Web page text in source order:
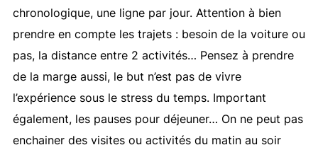
chronologique, une ligne par jour. Attention à bien
prendre en compte les trajets : besoin de la voiture ou
pas, la distance entre 2 activités… Pensez à prendre
de la marge aussi, le but n’est pas de vivre
l’expérience sous le stress du temps. Important
également, les pauses pour déjeuner… On ne peut pas
enchainer des visites ou activités du matin au soir